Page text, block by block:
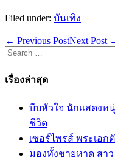
Filed under: บันเทิง
Post
Navigation
← Previous PostNext Post
Search
for:
เรื่องล่าสุด
บีบหัวใจ นักแสดงห
ชีวิต
เซอร์ไพรส์ พระเอก
มองทั้งชายหาด สา